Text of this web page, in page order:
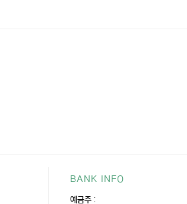
BANK INFO
예금주 :